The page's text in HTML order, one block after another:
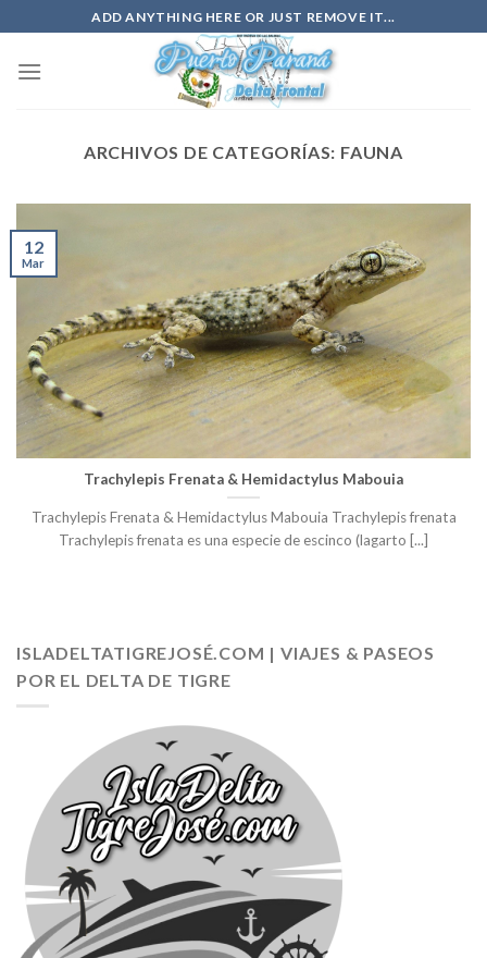
al
contenido
ADD ANYTHING HERE OR JUST REMOVE IT...
ARCHIVOS DE CATEGORÍAS: FAUNA
Trachylepis Frenata & Hemidactylus Mabouia
Trachylepis Frenata & Hemidactylus Mabouia Trachylepis frenata
Trachylepis frenata es una especie de escinco (lagarto [...]
12
Mar
ISLADELTATIGREJOSÉ.COM | VIAJES & PASEOS
POR EL DELTA DE TIGRE